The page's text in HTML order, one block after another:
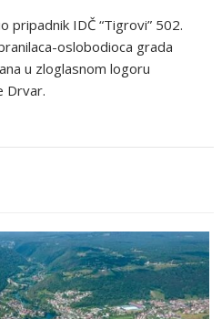
pripadnik IDČ “Tigrovi” 502.
oslobodioca grada
u zloglasnom logoru
Drvar.